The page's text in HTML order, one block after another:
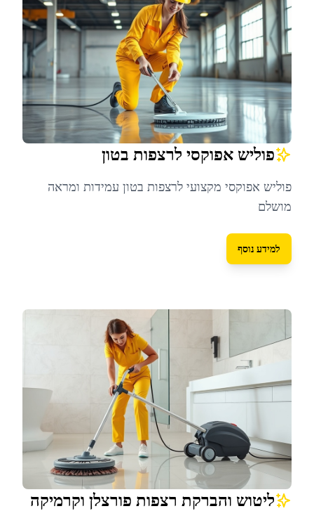
פוליש אפוקסי לרצפות בטון
פוליש אפוקסי מקצועי לרצפות בטון עמידות ומראה
מושלם
למידע נוסף
ליטוש והברקת רצפות פורצלן וקרמיקה